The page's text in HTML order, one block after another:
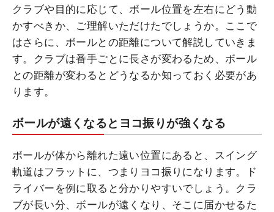
クラブや目的に応じて、ボール位置を左右にどう動
かすべきか、ご理解いただけたでしょうか。ここで
はさらに、ボールとの距離について解説していきま
す。クラブは番手ごとに長さが変わるため、ボール
との距離が変わるとどうなるか知っておく必要があ
ります。
ボールが遠くなるとヨコ振りが強くなる
ボールが体から離れた遠い位置にあると、スイング
軌道はフラットに、つまりヨコ振りになります。ド
ライバーを例に取ると分かりやすいでしょう。クラ
ブが長い分、ボールが遠くなり、そこに届かせるた